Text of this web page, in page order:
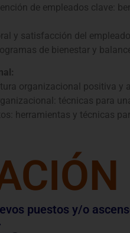
de empleados clave:
y satisfacción del empleado.
de bienestar y
organizacional positiva y
técnicas para
herramientas y técnicas
puestos y/o